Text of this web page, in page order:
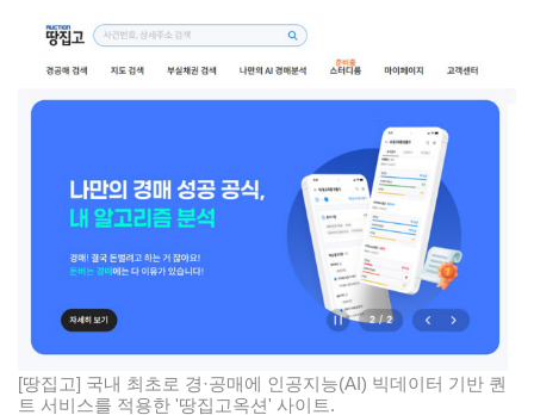
[땅집고] 국내 최초로 경·공매에 인공지능(AI) 빅데이터 기반 퀀
트 서비스를 적용한 '땅집고옥션' 사이트.